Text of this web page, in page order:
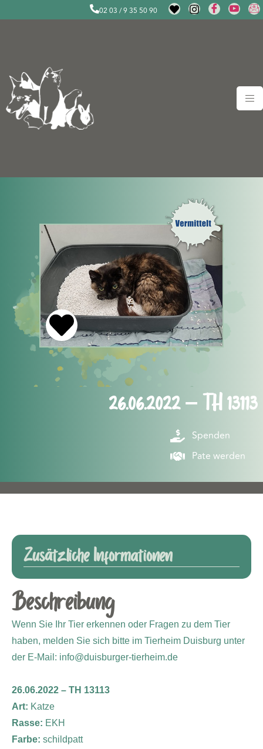
02 03 / 9 35 50 90
26.06.2022 – TH 13113
Spenden
Pate werden
Zusätzliche Informationen
Beschreibung
Wenn Sie Ihr Tier erkennen oder Fragen zu dem Tier
haben, melden Sie sich bitte im Tierheim Duisburg unter
der E-Mail: info@duisburger-tierheim.de
26.06.2022 – TH 13113
Art: Katze
Rasse: EKH
Farbe: schildpatt